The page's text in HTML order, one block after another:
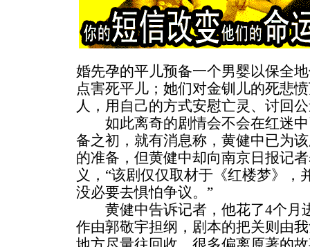
婚先孕的平儿预备一个男婴以保全
点害死平儿；她们对金钏儿的死悲
人，用自己的方式安慰亡灵、讨回
如此离奇的剧情会不会在红迷中
备之初，就有消息称，黄健中已为
的准备，但黄健中却向南京日报记
义，“该剧仅仅取材于《红楼梦》，
没必要去惧怕争议。”
黄健中告诉记者，他花了4个月
作由郭敬宇担纲，剧本的把关则由